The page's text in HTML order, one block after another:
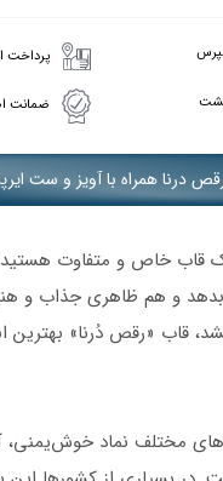
پرداخت
ضمانت
درنا همراه با آویز و ست
قاب خاص و متفاوت
و هم ظاهری جذاب و
قاب «رقص دُرنا» بهترین
مختلف نماد